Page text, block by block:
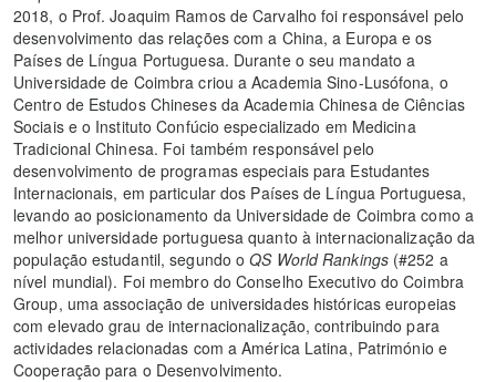
2018, o Prof. Joaquim Ramos de Carvalho foi responsável pelo
desenvolvimento das relações com a China, a Europa e os
Países de Língua Portuguesa. Durante o seu mandato a
Universidade de Coimbra criou a Academia Sino-Lusófona, o
Centro de Estudos Chineses da Academia Chinesa de Ciências
Sociais e o Instituto Confúcio especializado em Medicina
Tradicional Chinesa. Foi também responsável pelo
desenvolvimento de programas especiais para Estudantes
Internacionais, em particular dos Países de Língua Portuguesa,
levando ao posicionamento da Universidade de Coimbra como a
melhor universidade portuguesa quanto à internacionalização da
população estudantil, segundo oQS World Rankings(#252 a
nível mundial). Foi membro do Conselho Executivo do Coimbra
Group, uma associação de universidades históricas europeias
com elevado grau de internacionalização, contribuindo para
actividades relacionadas com a América Latina, Património e
Cooperação para o Desenvolvimento.